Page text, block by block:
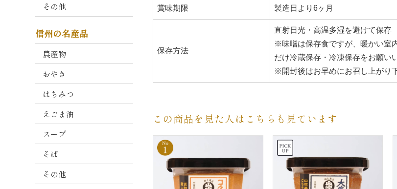
重
吹
じ
タ
イ
プ
賞味期限 製造日より6ヶ月
保存方法
直射日光・高温多湿を避けて保存
※味噌は保存食ですが、暖かい室
だけ冷蔵保存・冷凍保存をお願い
※開封後はお早めにお召し上がり
この商品を見た人はこちらも見ています
その他
信州の名産品
農産物
おやき
はちみつ
えごま油
スープ
そば
その他